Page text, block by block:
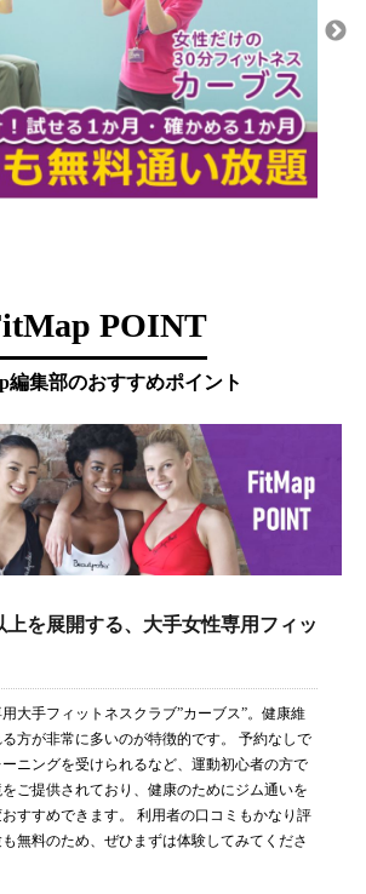
POINT
編集部のおすすめポイント
上を展開する、大手女性専用フィッ
大手フィットネスクラブ”カーブス”。健康維
方が非常に多いのが特徴的です。 予約なしで
ニングを受けられるなど、運動初心者の方で
ご提供されており、健康のためにジム通いを
すすめできます。 利用者の口コミもかなり評
無料のため、ぜひまずは体験してみてくださ